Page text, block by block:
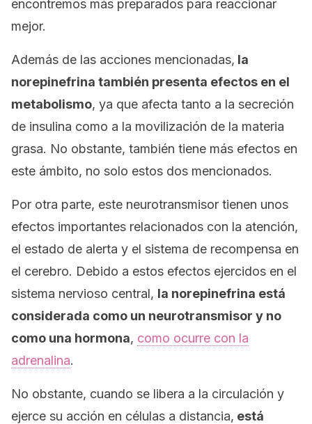
encontremos más preparados para reaccionar
mejor.
Además de las acciones mencionadas, la
norepinefrina también presenta efectos en el
metabolismo, ya que afecta tanto a la secreción
de insulina como a la movilización de la materia
grasa. No obstante, también tiene más efectos en
este ámbito, no solo estos dos mencionados.
Por otra parte, este neurotransmisor tienen unos
efectos importantes relacionados con la atención,
el estado de alerta y el sistema de recompensa en
el cerebro. Debido a estos efectos ejercidos en el
sistema nervioso central, la norepinefrina está
considerada como un neurotransmisor y no
como una hormona, como ocurre con la
adrenalina.
No obstante, cuando se libera a la circulación y
ejerce su acción en células a distancia, está